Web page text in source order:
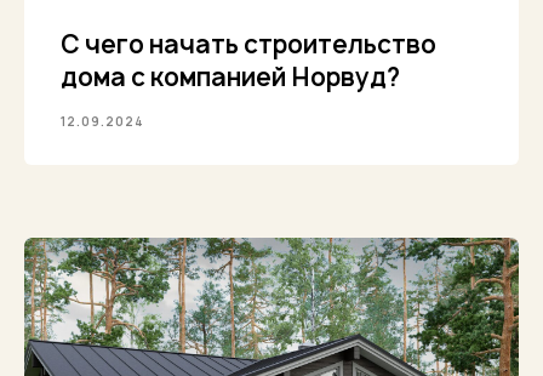
С чего начать строительство
дома с компанией Норвуд?
12.09.2024